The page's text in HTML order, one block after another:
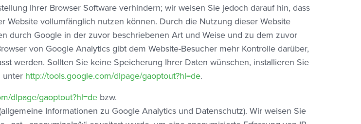
Ihrer Browser Software verhindern; wir weisen Sie jedoch darauf hin, dass
vollumfänglich nutzen können. Durch die Nutzung dieser Website
durch Google in der zuvor beschriebenen Art und Weise und zu dem zuvor
von Google Analytics gibt dem Website-Besucher mehr Kontrolle darüber,
werden. Sollten Sie keine Speicherung Ihrer Daten wünschen, installieren Sie
unter http://tools.google.com/dlpage/gaoptout?hl=de.
dlpage/gaoptout?hl=de bzw.
Informationen zu Google Analytics und Datenschutz). Wir weisen Sie